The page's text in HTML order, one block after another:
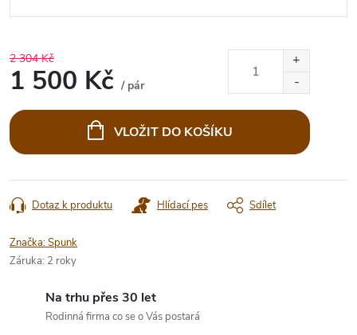
2 304 Kč
1 500 Kč / pár
cena:
VLOŽIT DO KOŠÍKU
Dotaz k produktu Hlídací pes Sdílet
Značka:Spunk
Záruka: 2 roky
Na trhu přes 30 let
Rodinná firma co se o Vás postará